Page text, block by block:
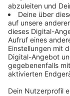
Anzeige
Anzeige